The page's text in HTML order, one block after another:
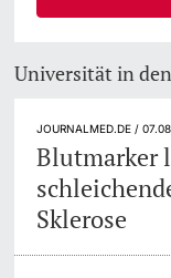
Universität in
JOURNALMED.DE /
Blutmarker
Sklerose